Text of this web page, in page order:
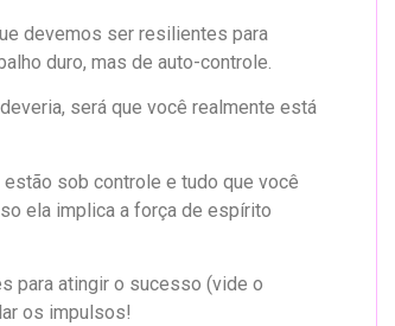
devemos ser resilientes para
duro, mas de auto-controle.
será que você realmente está
sob controle e tudo que você
ela implica a força de espírito
para atingir o sucesso (vide o
os impulsos!